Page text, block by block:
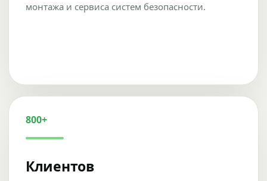
монтажа и сервиса систем безопасности.
800+
Клиентов